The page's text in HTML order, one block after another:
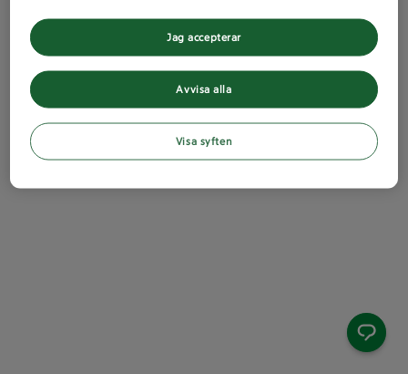
Avvisa alla
Jag accepterar
Visa syften